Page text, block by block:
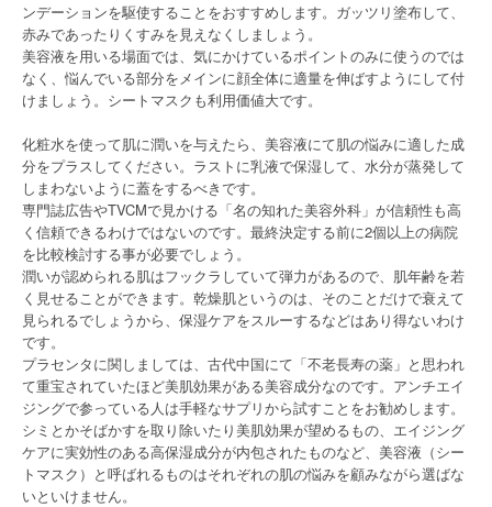
ンデーションを駆使することをおすすめします。ガッツリ塗布して、
赤みであったりくすみを見えなくしましょう。
美容液を用いる場面では、気にかけているポイントのみに使うのでは
なく、悩んでいる部分をメインに顔全体に適量を伸ばすようにして付
けましょう。シートマスクも利用価値大です。
化粧水を使って肌に潤いを与えたら、美容液にて肌の悩みに適した成
分をプラスしてください。ラストに乳液で保湿して、水分が蒸発して
しまわないように蓋をするべきです。
専門誌広告やTVCMで見かける「名の知れた美容外科」が信頼性も高
く信頼できるわけではないのです。最終決定する前に2個以上の病院
を比較検討する事が必要でしょう。
潤いが認められる肌はフックラしていて弾力があるので、肌年齢を若
く見せることができます。乾燥肌というのは、そのことだけで衰えて
見られるでしょうから、保湿ケアをスルーするなどはあり得ないわけ
です。
プラセンタに関しましては、古代中国にて「不老長寿の薬」と思われ
て重宝されていたほど美肌効果がある美容成分なのです。アンチエイ
ジングで参っている人は手軽なサプリから試すことをお勧めします。
シミとかそばかすを取り除いたり美肌効果が望めるもの、エイジング
ケアに実効性のある高保湿成分が内包されたものなど、美容液（シー
トマスク）と呼ばれるものはそれぞれの肌の悩みを顧みながら選ばな
いといけません。